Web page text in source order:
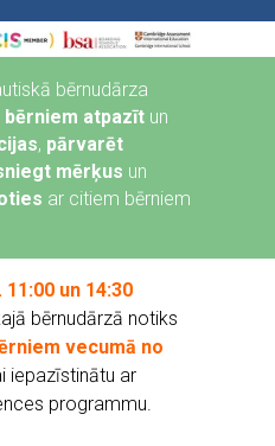
bērnudārza
bērniem atpazīt un
, pārvarēt
mērķus un
ar citiem bērniem
un 14:30
bērnudārzā notiks
vecumā no
iepazīstinātu ar
programmu.